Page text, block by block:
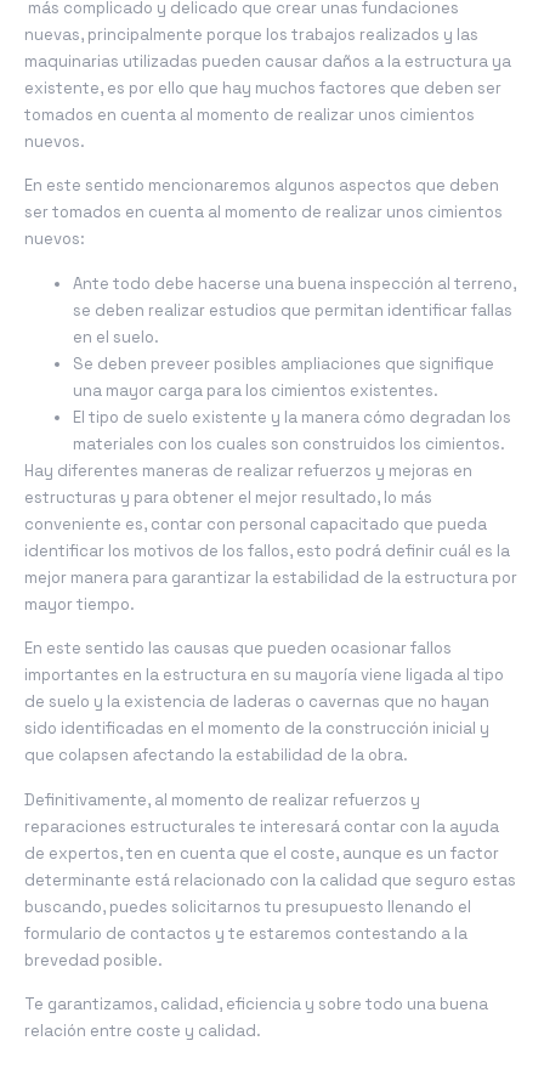
más complicado y delicado que crear unas fundaciones
nuevas, principalmente porque los trabajos realizados y las
maquinarias utilizadas pueden causar daños a la estructura ya
existente, es por ello que hay muchos factores que deben ser
tomados en cuenta al momento de realizar unos cimientos
nuevos.
En este sentido mencionaremos algunos aspectos que deben
ser tomados en cuenta al momento de realizar unos cimientos
nuevos:
Ante todo debe hacerse una buena inspección al terreno,
se deben realizar estudios que permitan identificar fallas
en el suelo.
Se deben preveer posibles ampliaciones que signifique
una mayor carga para los cimientos existentes.
El tipo de suelo existente y la manera cómo degradan los
materiales con los cuales son construidos los cimientos.
Hay diferentes maneras de realizar refuerzos y mejoras en
estructuras y para obtener el mejor resultado, lo más
conveniente es, contar con personal capacitado que pueda
identificar los motivos de los fallos, esto podrá definir cuál es la
mejor manera para garantizar la estabilidad de la estructura por
mayor tiempo.
En este sentido las causas que pueden ocasionar fallos
importantes en la estructura en su mayoría viene ligada al tipo
de suelo y la existencia de laderas o cavernas que no hayan
sido identificadas en el momento de la construcción inicial y
que colapsen afectando la estabilidad de la obra.
Definitivamente, al momento de realizar refuerzos y
reparaciones estructurales te interesará contar con la ayuda
de expertos, ten en cuenta que el coste, aunque es un factor
determinante está relacionado con la calidad que seguro estas
buscando, puedes solicitarnos tu presupuesto llenando el
formulario de contactos y te estaremos contestando a la
brevedad posible.
Te garantizamos, calidad, eficiencia y sobre todo una buena
relación entre coste y calidad.